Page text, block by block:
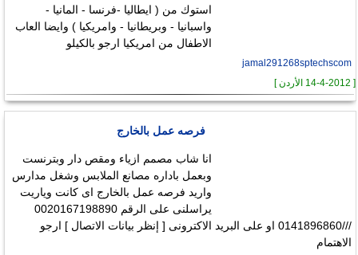
استوك من ( ايطاليا -فرنسا - المانيا -
واسبانيا - وبريطانيا - وامريكيا ) وايضا العاب
الاطفال من امريكيا ارجو بالكيلو
jamal291268sptechscom
[ 14-4-2012 الأردن ]
فرصه عمل بالخارج
انا شاب مصمم ازياء ومقص دار وبترنست
وبعمل باداره مصانع الملابس وشغل مدارس
واريد فرصه عمل بالخارج اى كانت وياريت
يراسلنى على الرقم 0020167198890
///0141896860 او على البريد الاكترونى [ إنظر بيانات الاتصال ] ارجو
الاهتمام